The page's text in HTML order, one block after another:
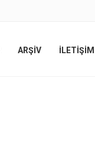
ARŞİV İLETİŞİM